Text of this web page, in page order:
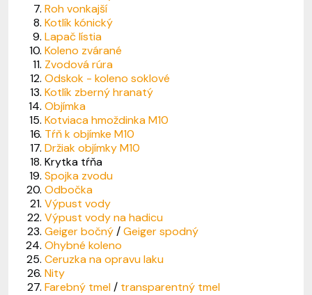
Roh vonkajší
Kotlík kónický
Lapač lístia
Koleno zvárané
Zvodová rúra
Odskok - koleno soklové
Kotlík zberný hranatý
Objímka
Kotviaca hmoždinka M10
Tŕň k objímke M10
Držiak objímky M10
Krytka tŕňa
Spojka zvodu
Odbočka
Výpust vody
Výpust vody na hadicu
Geiger bočný/Geiger spodný
Ohybné koleno
Ceruzka na opravu laku
Nity
Farebný tmel/ transparentný tmel